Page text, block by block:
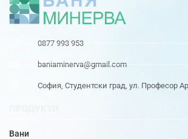
0877 993 953
baniaminerva@gmail.com
София, Студентски град, ул. Професор
Вани